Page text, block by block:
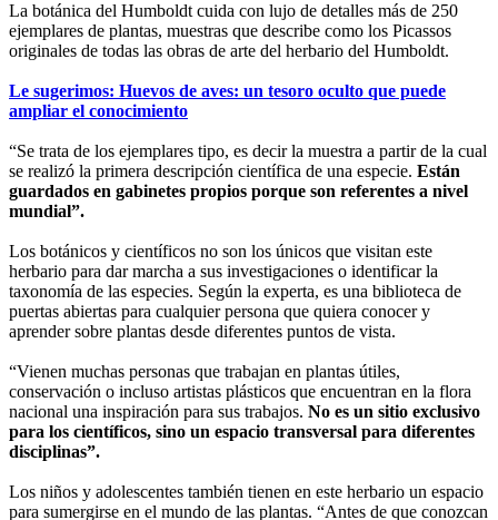
La botánica del Humboldt cuida con lujo de detalles más de 250
ejemplares de plantas, muestras que describe como los Picassos
originales de todas las obras de arte del herbario del Humboldt.
Le sugerimos: Huevos de aves: un tesoro oculto que puede
ampliar el conocimiento
“Se trata de los ejemplares tipo, es decir la muestra a partir de la cual
se realizó la primera descripción científica de una especie. Están
guardados en gabinetes propios porque son referentes a nivel
mundial”.
Los botánicos y científicos no son los únicos que visitan este
herbario para dar marcha a sus investigaciones o identificar la
taxonomía de las especies. Según la experta, es una biblioteca de
puertas abiertas para cualquier persona que quiera conocer y
aprender sobre plantas desde diferentes puntos de vista.
“Vienen muchas personas que trabajan en plantas útiles,
conservación o incluso artistas plásticos que encuentran en la flora
nacional una inspiración para sus trabajos. No es un sitio exclusivo
para los científicos, sino un espacio transversal para diferentes
disciplinas”.
Los niños y adolescentes también tienen en este herbario un espacio
para sumergirse en el mundo de las plantas. “Antes de que conozcan